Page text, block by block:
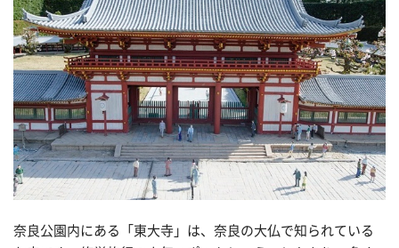
奈良公園内にある「東大寺」は、奈良の大仏で知られている